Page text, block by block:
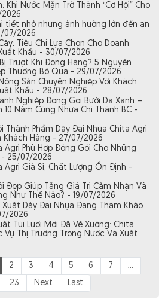
Khi Nước Mặn Trở Thành “Cơ Hội” Cho
tiết nhỏ nhưng ảnh hưởng lớn đến an
07/2026
Tiêu Chí Lựa Chọn Cho Doanh
Khẩu - 30/07/2026
Bị Trượt Khi Đóng Hàng? 5 Nguyên
Thường Bỏ Qua - 29/07/2026
Sản Chuyên Nghiệp Với Khách
Khẩu - 28/07/2026
Nghiệp Đóng Gói Bưởi Da Xanh –
10 Năm Cùng Nhựa Chí Thành BC -
Thành Phẩm Dây Đai Nhựa Chita Agri
Khách Hàng - 27/07/2026
Agri Phù Hợp Đóng Gói Cho Những
- 25/07/2026
Agri Giá Sỉ, Chất Lượng Ổn Định -
Đẹp Giúp Tăng Giá Trị Cảm Nhận Và
Như Thế Nào? - 19/07/2026
Xuất Dây Đai Nhựa Đáng Tham Khảo
2026
Túi Lưới Mới Đã Về Xưởng: Chita
Vụ Thị Trường Trong Nước Và Xuất
2 3 4 5 6 7
...
23 Next Last